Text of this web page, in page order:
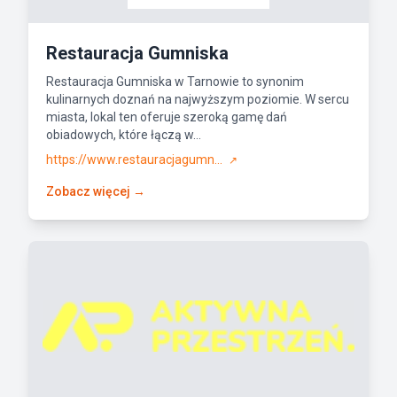
Restauracja Gumniska
Restauracja Gumniska w Tarnowie to synonim
kulinarnych doznań na najwyższym poziomie. W sercu
miasta, lokal ten oferuje szeroką gamę dań
obiadowych, które łączą w...
https://www.restauracjagumn...
↗
Zobacz więcej →